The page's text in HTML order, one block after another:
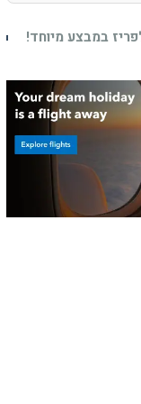
במבצע מיוחד!